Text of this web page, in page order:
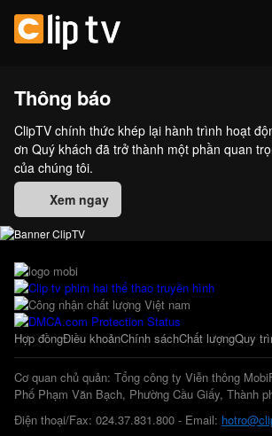
Thông báo
ClipTV chính thức khép lại hành trình hoạt
ơn Quý khách đã trở thành một phần quan
của chúng tôi.
Xem ngay
Hợp đồngĐiều khoảnChính sáchChất lượngQuy
Cơ quan chủ quản: Tổng công ty Viễn thông
Phố Phạm Văn Bạch, Phường Cầu Giấy, Thành
Điện thoại/Fax: 024.37.831.800 - Email: